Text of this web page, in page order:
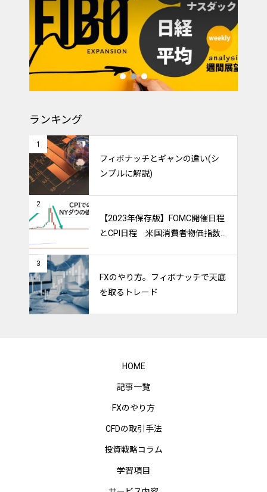
ランキング
1
フィボナッチとギャンの違い(シ
ンプルに解説)
2
【2023年保存版】FOMC開催日程
とCPI日程 米国消費者物価指数
3
FXのやり方。フィボナッチで天底
を取るトレード
HOME
記事一覧
FXのやり方
CFDの取引手法
投資戦略コラム
学習項目